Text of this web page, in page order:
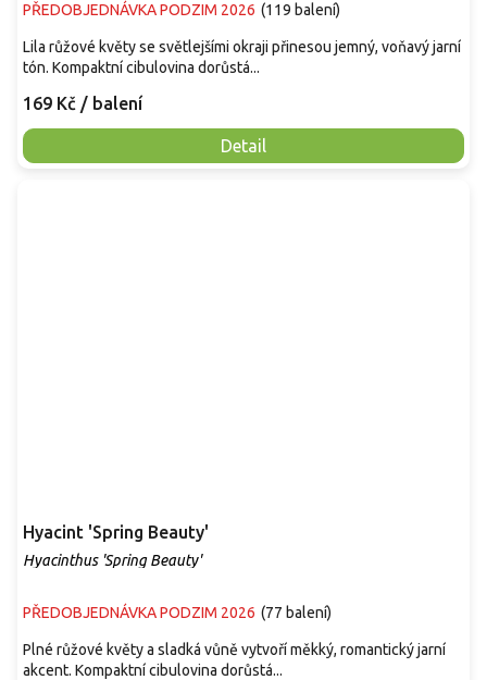
PŘEDOBJEDNÁVKA PODZIM 2026 (119 balení)
169 Kč / balení
Detail
Lila růžové květy se světlejšími okraji přinesou jemný, voňavý jarní
tón. Kompaktní cibulovina dorůstá...
Hyacint 'Spring Beauty'
Hyacinthus 'Spring Beauty'
PŘEDOBJEDNÁVKA PODZIM 2026 (77 balení)
Plné růžové květy a sladká vůně vytvoří měkký, romantický jarní
akcent. Kompaktní cibulovina dorůstá...